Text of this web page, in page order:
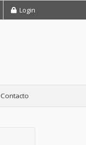
Login
Contacto